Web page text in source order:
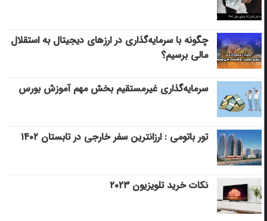
چگونه با سرمایه‌گذاری در ارزهای دیجیتال به استقلال
مالی برسیم؟
سرمایه‌گذاری غیرمستقیم بخش مهم آموزش بورس
تور باتومی : ارزانترین سفر خارجی در تابستان ۱۴۰۲
نکات خرید تلویزیون ۲۰۲۳